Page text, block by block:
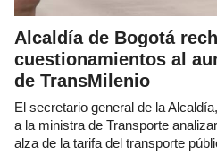
Alcaldía de Bogotá
cuestionamientos al
de TransMilenio
El secretario general de la
a la ministra de Transporte
alza de la tarifa del transporte